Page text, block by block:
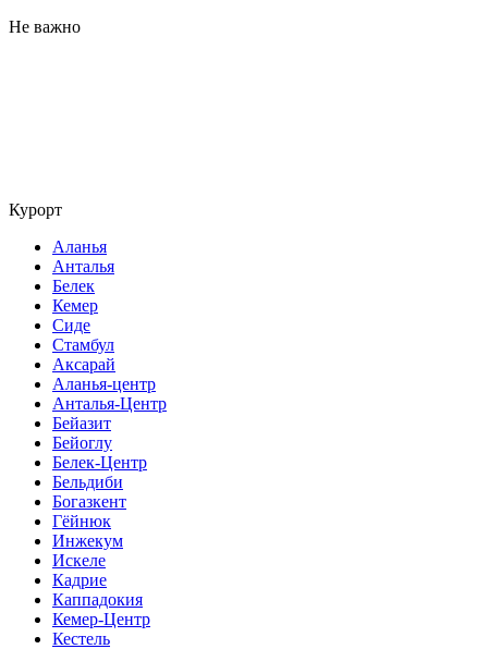
Не важно
Курорт
Аланья
Анталья
Белек
Кемер
Сиде
Стамбул
Аксарай
Аланья-центр
Анталья-Центр
Бейазит
Бейоглу
Белек-Центр
Бельдиби
Богазкент
Гёйнюк
Инжекум
Искеле
Кадрие
Каппадокия
Кемер-Центр
Кестель